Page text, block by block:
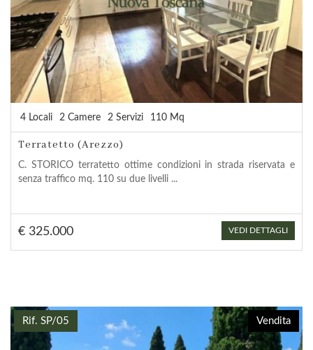
4 Locali 2 Camere 2 Servizi 110 Mq
Terratetto (Arezzo)
C. STORICO terratetto ottime condizioni in strada riservata e
senza traffico mq. 110 su due livelli ...
€ 325.000 VEDI DETTAGLI
Vendita
Rif. SP/05